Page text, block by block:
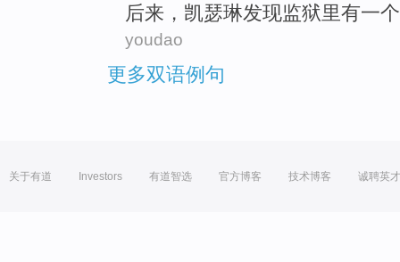
后来 ， 凯瑟琳发现监狱里有一个
youdao
更多双语例句
关于有道 Investors 有道智选 官方博客 技术博客 诚聘英才